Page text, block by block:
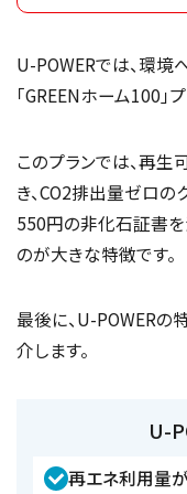
U-POWERでは、環
「GREENホーム100」
このプランでは、再
き、CO2排出量ゼロの
550円の非化石証書を
のが大きな特徴です。
最後に、U-POWERの
介します。
U-
再エネ利用量